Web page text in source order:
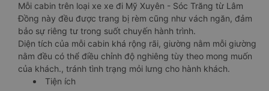
Mỗi cabin trên loại xe xe đi Mỹ Xuyên - Sóc Trăng từ Lâm
Đồng này đều được trang bị rèm cũng như vách ngăn, đảm
bảo sự riêng tư trong suốt chuyến hành trình.
Diện tích của mỗi cabin khá rộng rãi, giường nằm mỗi giường
nằm đều có thể điều chỉnh độ nghiêng tùy theo mong muốn
của khách., tránh tình trạng mỏi lưng cho hành khách.
Tiện ích